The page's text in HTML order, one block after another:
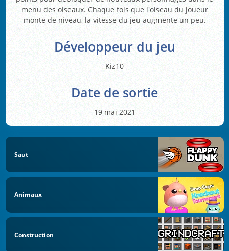
menu des oiseaux. Chaque fois que l'oiseau du joueur
monte de niveau, la vitesse du jeu augmente un peu.
Développeur du jeu
Kiz10
Date de sortie
19 mai 2021
Saut
Animaux
Construction